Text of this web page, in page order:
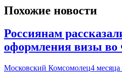
Похожие новости
Россиянам
оформления визы
Московский Комсомолец4 месяца